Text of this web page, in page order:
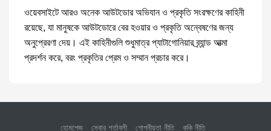
ওয়েবসাইটে আরও অনেক আউটডোর অভিযান ও প্রকৃতি সংরক্ষণের কাহিনী
রয়েছে, যা মানুষকে আউটডোরে বের হওয়ার ও প্রকৃতি অন্বেষণের জন্য
অনুপ্রেরণা দেয়। এই কাহিনীগুলি শুধুমাত্র প্যাটাগোনিয়ার ব্র্যান্ড আত্মা
প্রদর্শন করে, বরং প্রকৃতির প্রেম ও সম্মান প্রচার করে।
হোমপেজ সেবার শর্তাবলী গোপনীয়তা নীতি কুকি নীতি